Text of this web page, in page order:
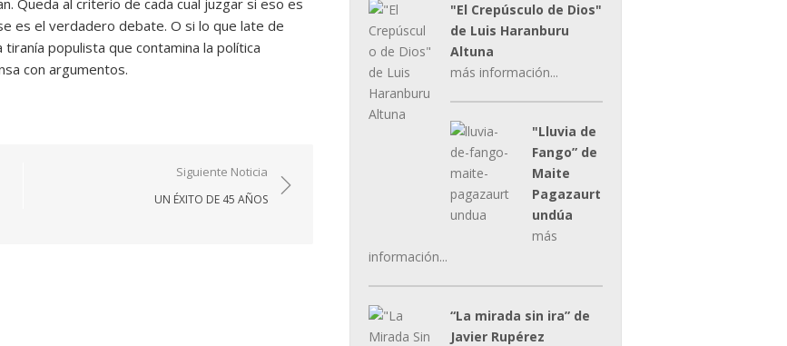
Queda al criterio de cada cual juzgar si eso es
es el verdadero debate. O si lo que late de
populista que contamina la política
con argumentos.
Siguiente Noticia
UN ÉXITO DE 45 AÑOS
"El Crepúsculo de Dios"
de Luis Haranburu
Altuna
más información...
"Lluvia de
Fango” de
Maite
Pagazaurt
undúa
más
información...
“La mirada sin ira” de
Javier Rupérez